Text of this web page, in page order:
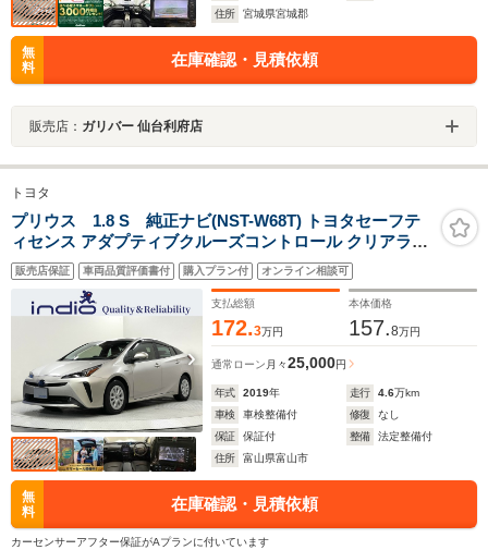
住所
宮城県宮城郡
無
料
在庫確認・見積依頼
販売店： ガリバー 仙台利府店
トヨタ
プリウス 1.8 S 純正ナビ(NST-W68T) トヨタセーフテ
ィセンス アダプティブクルーズコントロール クリアラン
スソナー バックモニター ETC スマートキー スペアキー
Bluetooth オートライト 電動格納ミラー LEDヘッドライ
販売店保証 車両品質評価書付 購入プラン付 オンライン相談可
支払総額
172.3万円
本体価格
157.8万円
通常ローン 月々25,000円
年式 2019年 走行 4.6万km
車検
車検整備付 修復
なし
保証
保証付 整備
法定整備付
住所
富山県富山市
無
料
在庫確認・見積依頼
カーセンサーアフター保証がAプランに付いています